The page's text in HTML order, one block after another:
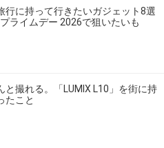
行に持って行きたいガジェット8選
ライムデー 2026で狙いたいも
と撮れる。「LUMIX L10」を街に持
たこと